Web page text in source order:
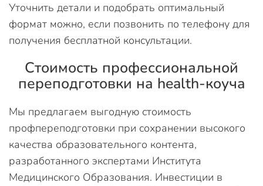
Уточнить детали и подобрать оптимальный
формат можно, если позвонить по телефону для
получения бесплатной консультации.
Стоимость профессиональной
переподготовки на health-коуча
Мы предлагаем выгодную стоимость
профпереподготовки при сохранении высокого
качества образовательного контента,
разработанного экспертами Института
Медицинского Образования. Инвестиции в